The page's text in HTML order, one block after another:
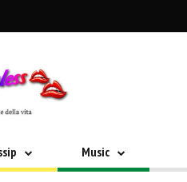
Music